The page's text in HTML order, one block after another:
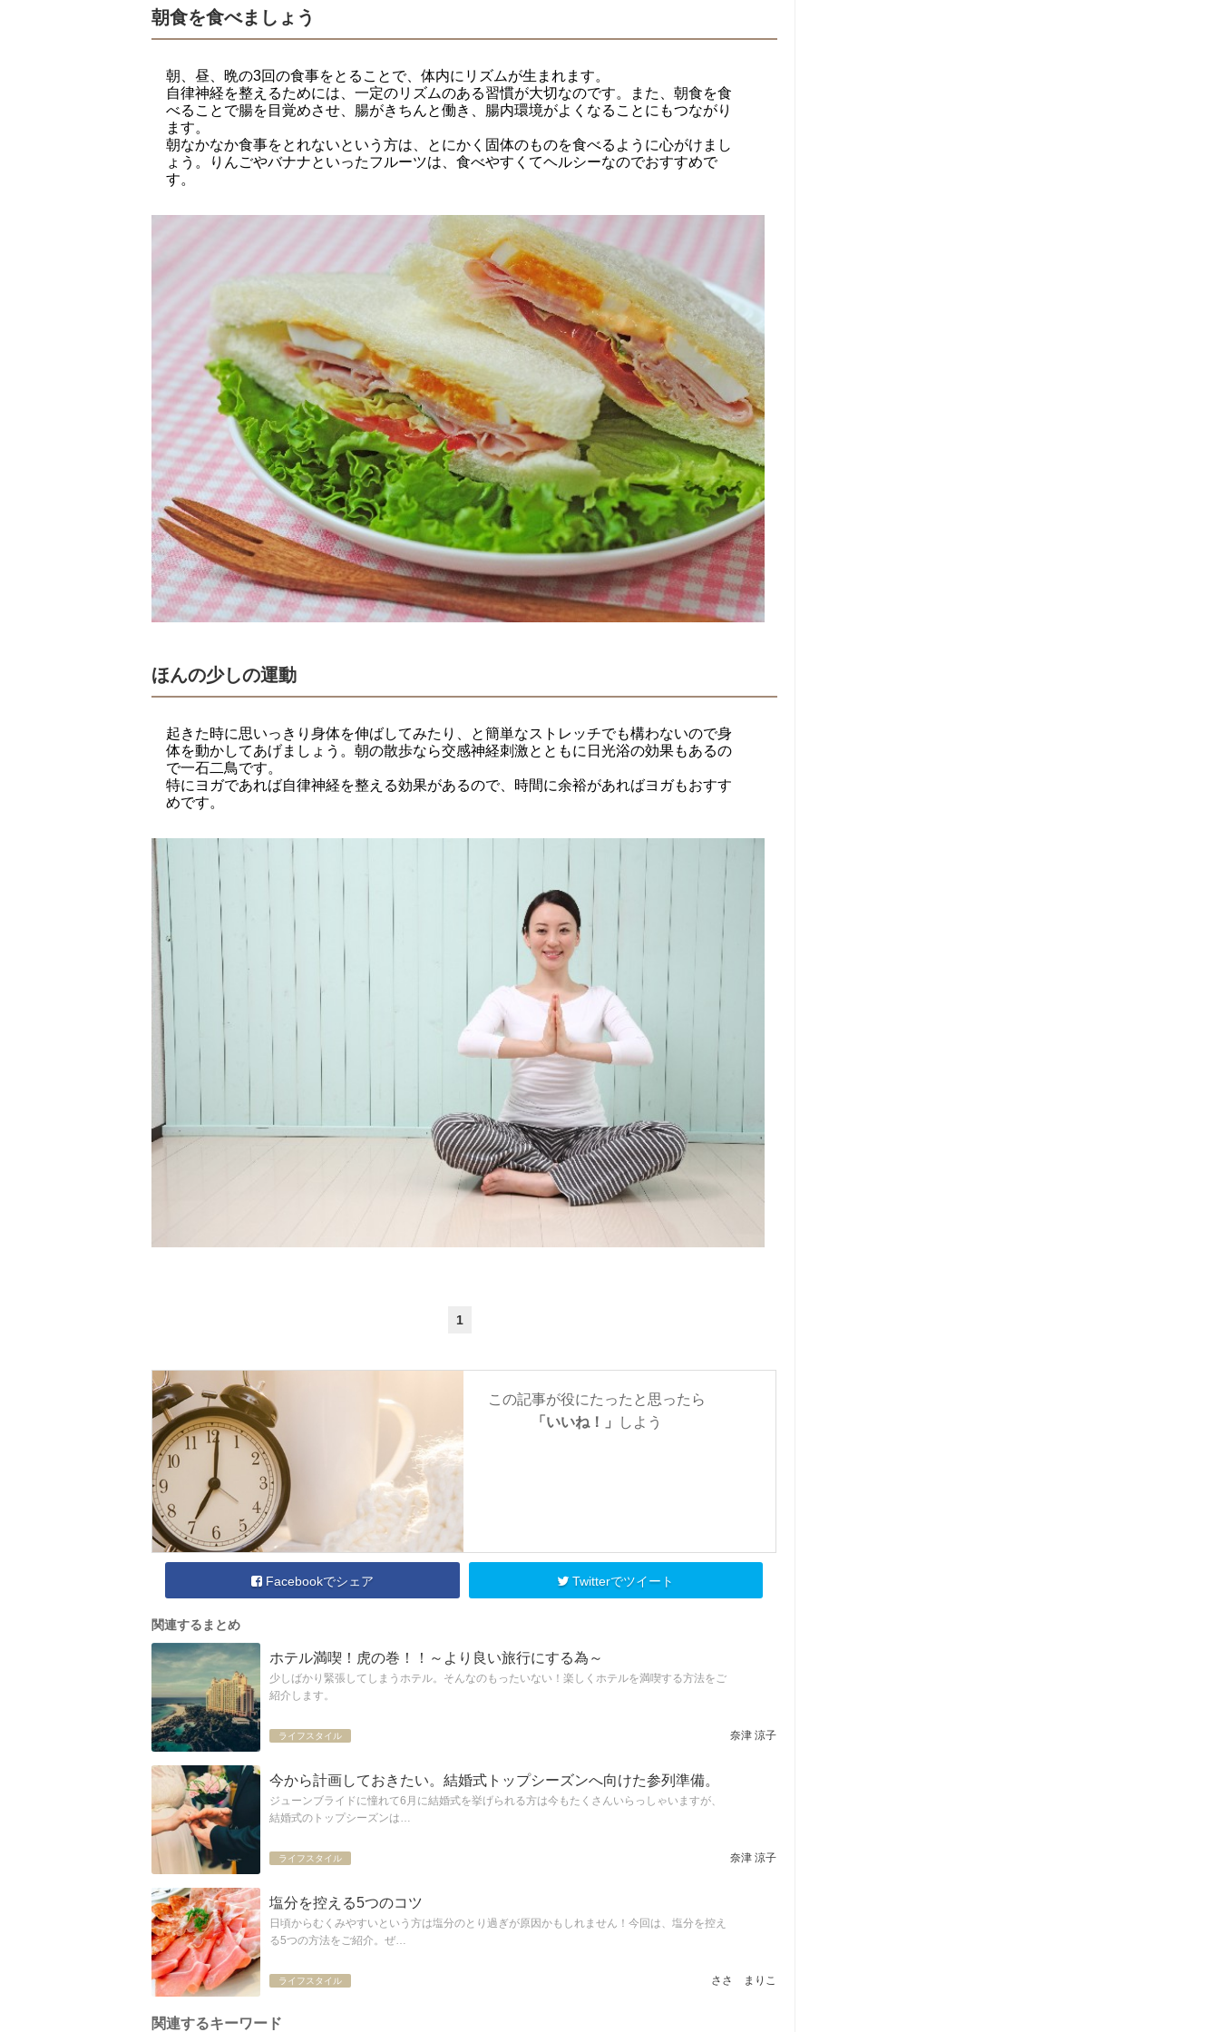
朝食を食べましょう
朝、昼、晩の3回の食事をとることで、体内にリズムが生まれます。
自律神経を整えるためには、一定のリズムのある習慣が大切なのです。また、朝食を食
べることで腸を目覚めさせ、腸がきちんと働き、腸内環境がよくなることにもつながり
ます。
朝なかなか食事をとれないという方は、とにかく固体のものを食べるように心がけまし
ょう。りんごやバナナといったフルーツは、食べやすくてヘルシーなのでおすすめで
す。
ほんの少しの運動
起きた時に思いっきり身体を伸ばしてみたり、と簡単なストレッチでも構わないので身
体を動かしてあげましょう。朝の散歩なら交感神経刺激とともに日光浴の効果もあるの
で一石二鳥です。
特にヨガであれば自律神経を整える効果があるので、時間に余裕があればヨガもおすす
めです。
1
この記事が役にたったと思ったら
「いいね！」
しよう
Twitterでツイート
Facebookでシェア
関連するまとめ
ホテル満喫！虎の巻！！～より良い旅行にする為～
少しばかり緊張してしまうホテル。そんなのもったいない！楽しくホテルを満喫する方法をご
紹介します。
ライフスタイル 奈津 涼子
今から計画しておきたい。結婚式トップシーズンへ向けた参列準備。
ジューンブライドに憧れて6月に結婚式を挙げられる方は今もたくさんいらっしゃいますが、
結婚式のトップシーズンは…
ライフスタイル 奈津 涼子
塩分を控える5つのコツ
日頃からむくみやすいという方は塩分のとり過ぎが原因かもしれません！今回は、塩分を控え
る5つの方法をご紹介。ぜ…
ライフスタイル ささ まりこ
関連するキーワード